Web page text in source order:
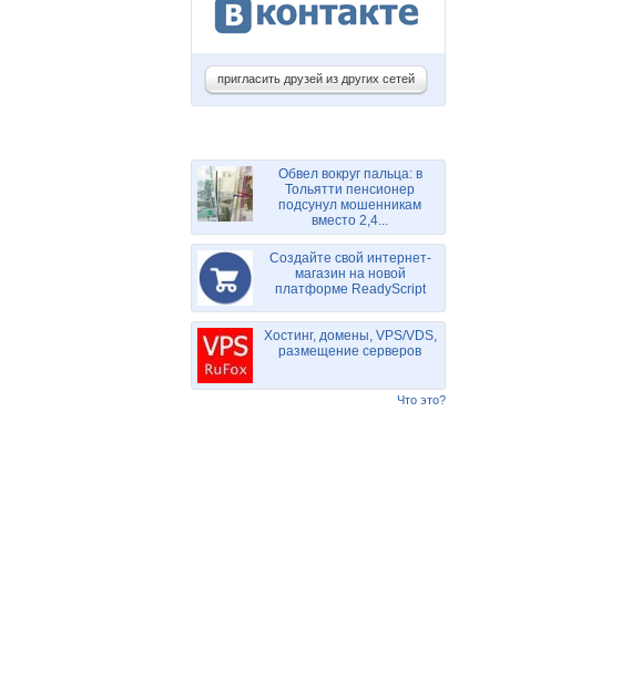
пригласить друзей из других сетей
Обвел вокруг пальца: в
Тольятти пенсионер
подсунул мошенникам
вместо 2,4...
Создайте свой интернет-
магазин на новой
платформе ReadyScript
Хостинг, домены, VPS/VDS,
размещение серверов
Что это?